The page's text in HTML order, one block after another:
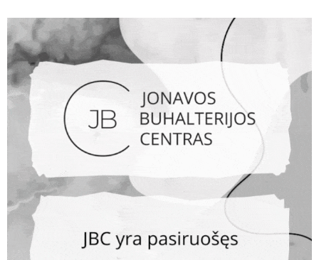
Pavojingus gaminius į rinką teikusioms bendrovėms
skirtos baudos, pirkėjai gali susigrąžinti sumokėtus
pinigus
AKTUALIJOS
Deklaravus pajamas laikas patikrinti ir „Sodros“ įmokas
AKTUALIJOS
Savarankiškai dirbantiems: kaip ir kada sumokėti
„Sodrai“ po pajamų deklaravimo
AKTUALIJOS
Socialinio draudimo įmokas galima sumokėti dalimis
AKTUALIJOS